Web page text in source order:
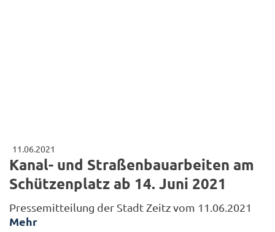
11.06.2021
Kanal- und Straßenbauarbeiten am
Schützenplatz ab 14. Juni 2021
Pressemitteilung der Stadt Zeitz vom 11.06.2021
Mehr